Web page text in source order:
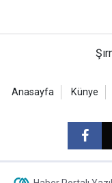
Anasayfa Künye